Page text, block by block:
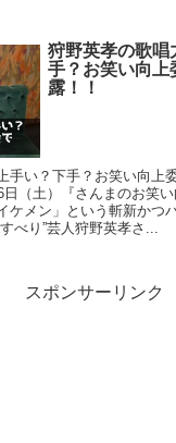
狩野英孝の歌唱
手？お笑い向上
露！！
手い？下手？お笑い向上
日（土）『さんまのお笑
ケメン」という斬新かつ
べり”芸人狩野英孝さ...
スポンサーリンク